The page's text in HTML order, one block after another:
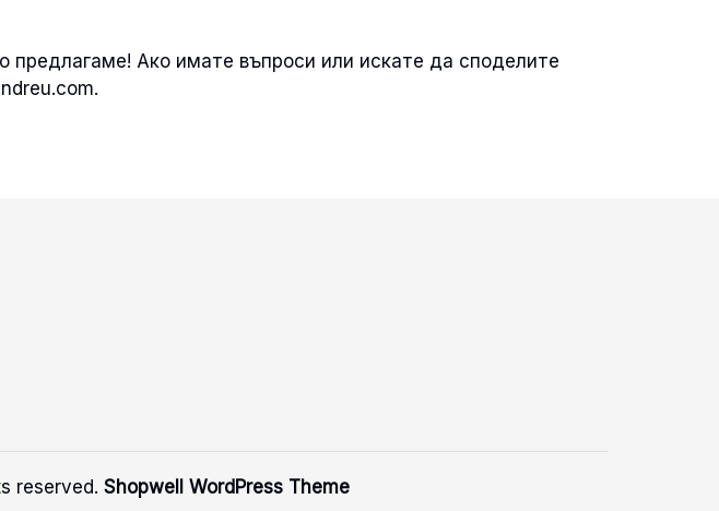
предлагаме! Ако имате въпроси или искате да споделите
.
reserved. Shopwell WordPress Theme